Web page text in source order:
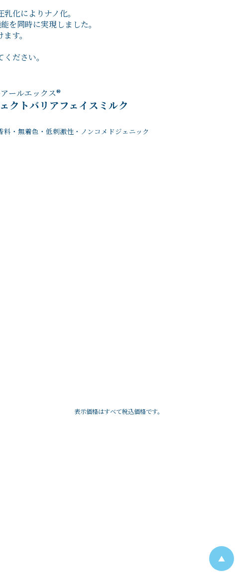
化によりナノ化。
を同時に実現しました。
す。
ださい。
ールエックス®
クトバリアフェイスミルク
料・無着色・低刺激性・ノンコメドジェニック
表示価格はすべて税込価格です。
▲